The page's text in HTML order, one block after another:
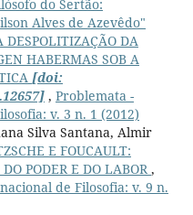
do Sertão:
Alves de Azevêdo"
DESPOLITIZAÇÃO DA
HABERMAS SOB A
[doi:
, Problemata -
v. 3 n. 1 (2012)
Silva Santana, Almir
E FOUCAULT:
PODER E DO LABOR,
de Filosofia: v. 9 n.